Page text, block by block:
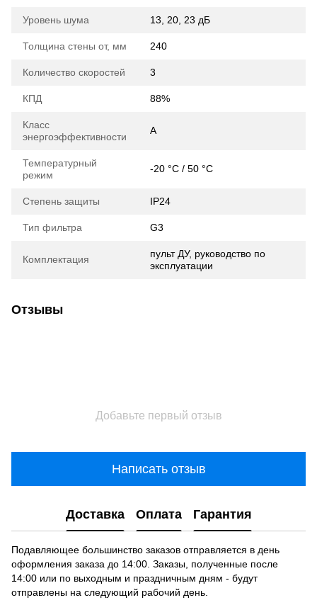
Уровень шума 13, 20, 23 дБ
Толщина стены от, мм 240
Количество скоростей 3
КПД 88%
Класс
энергоэффективности
A
Температурный
режим
-20 °C / 50 °C
Степень защиты IP24
Тип фильтра G3
Комплектация
пульт ДУ, руководство по
эксплуатации
Отзывы
Добавьте первый отзыв
Написать отзыв
Доставка Оплата Гарантия
Подавляющее большинство заказов отправляется в день
оформления заказа до 14:00. Заказы, полученные после
14:00 или по выходным и праздничным дням - будут
отправлены на следующий рабочий день.